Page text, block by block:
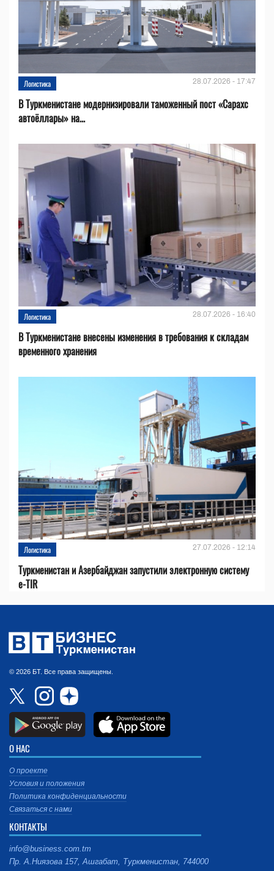
Логистика 28.07.2026 - 17:47
В Туркменистане модернизировали таможенный пост «Сарахс
автоёллары» на...
Логистика 28.07.2026 - 16:40
В Туркменистане внесены изменения в требования к складам
временного хранения
Логистика 27.07.2026 - 12:14
Туркменистан и Азербайджан запустили электронную систему
e-TIR
© 2026 БТ. Все права защищены.
О НАС
О проекте
Условия и положения
Политика конфиденциальности
Связаться с нами
КОНТАКТЫ
info@business.com.tm
Пр. А.Ниязова 157, Ашгабат, Туркменистан, 744000